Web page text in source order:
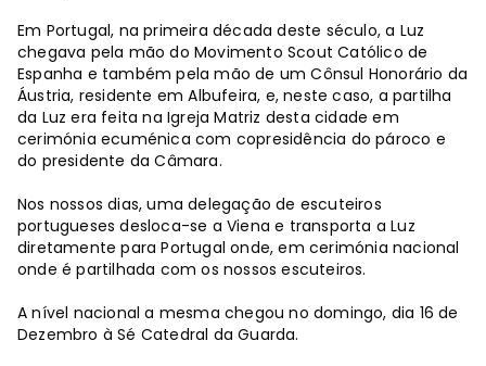
Em Portugal, na primeira década deste século, a Luz
chegava pela mão do Movimento Scout Católico de
Espanha e também pela mão de um Cônsul Honorário da
Áustria, residente em Albufeira, e, neste caso, a partilha
da Luz era feita na Igreja Matriz desta cidade em
cerimónia ecuménica com copresidência do pároco e
do presidente da Câmara.
Nos nossos dias, uma delegação de escuteiros
portugueses desloca-se a Viena e transporta a Luz
diretamente para Portugal onde, em cerimónia nacional
onde é partilhada com os nossos escuteiros.
A nível nacional a mesma chegou no domingo, dia 16 de
Dezembro à Sé Catedral da Guarda.